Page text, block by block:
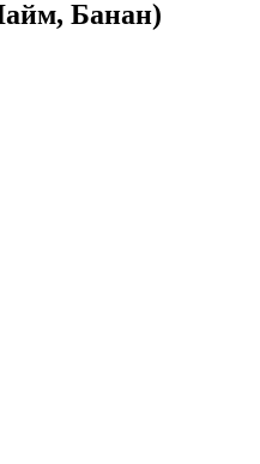
Банан)